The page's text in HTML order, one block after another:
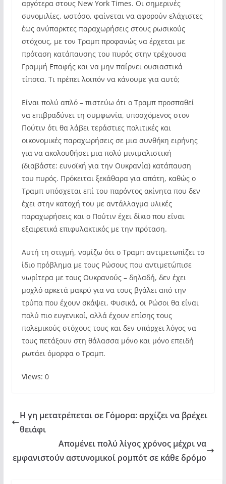
αργότερα στους New York Times. Οι σημερινές
συνομιλίες, ωστόσο, φαίνεται να αφορούν ελάχιστες
έως ανύπαρκτες παραχωρήσεις στους ρωσικούς
στόχους, με τον Τραμπ προφανώς να έρχεται με
πρόταση κατάπαυσης του πυρός στην τρέχουσα
Γραμμή Επαφής και να μην παίρνει ουσιαστικά
τίποτα. Τι πρέπει λοιπόν να κάνουμε για αυτό;
Είναι πολύ απλό – πιστεύω ότι ο Τραμπ προσπαθεί
να επιβραδύνει τη συμφωνία, υποσχόμενος στον
Πούτιν ότι θα λάβει τεράστιες πολιτικές και
οικονομικές παραχωρήσεις σε μια συνθήκη ειρήνης
για να ακολουθήσει μια πολύ μινιμαλιστική
(διαβάστε: ευνοϊκή για την Ουκρανία) κατάπαυση
του πυρός. Πρόκειται ξεκάθαρα για απάτη, καθώς ο
Τραμπ υπόσχεται επί του παρόντος ακίνητα που δεν
έχει στην κατοχή του με αντάλλαγμα υλικές
παραχωρήσεις και ο Πούτιν έχει δίκιο που είναι
εξαιρετικά επιφυλακτικός με την πρόταση.
Αυτή τη στιγμή, νομίζω ότι ο Τραμπ αντιμετωπίζει το
ίδιο πρόβλημα με τους Ρώσους που αντιμετώπισε
νωρίτερα με τους Ουκρανούς – δηλαδή, δεν έχει
μοχλό αρκετά μακρύ για να τους βγάλει από την
τρύπα που έχουν σκάψει. Φυσικά, οι Ρώσοι θα είναι
πολύ πιο ευγενικοί, αλλά έχουν επίσης τους
πολεμικούς στόχους τους και δεν υπάρχει λόγος να
τους πετάξουν στη θάλασσα μόνο και μόνο επειδή
ρωτάει όμορφα ο Τραμπ.
Views: 0
Η γη μετατρέπεται σε Γόμορα: αρχίζει να βρέχει
θειάφι
Απομένει πολύ λίγος χρόνος μέχρι να
εμφανιστούν αστυνομικοί ρομπότ σε κάθε δρόμο